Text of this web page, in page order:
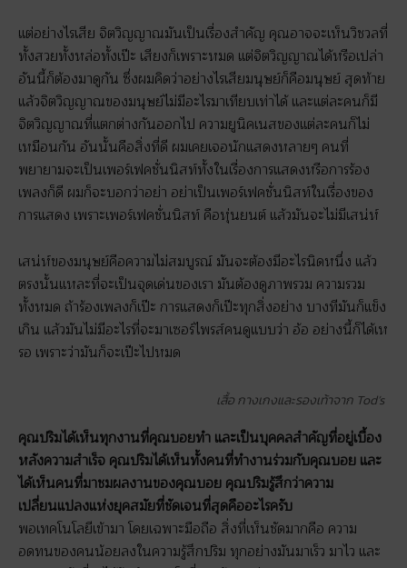
แต่อย่างไรเสีย จิตวิญญาณมันเป็นเรื่องสำคัญ คุณอาจจะเห็นวิชวลที่
ทั้งสวยทั้งหล่อทั้งเป๊ะ เสียงก็เพราะหมด แต่จิตวิญญาณได้หรือเปล่า
อันนี้ก็ต้องมาดูกัน ซึ่งผมคิดว่าอย่างไรเสียมนุษย์ก็คือมนุษย์ สุดท้าย
แล้วจิตวิญญาณของมนุษย์ไม่มีอะไรมาเทียบเท่าได้ และแต่ละคนก็มี
จิตวิญญาณที่แตกต่างกันออกไป ความยูนิคเนสของแต่ละคนก็ไม่
เหมือนกัน อันนั้นคือสิ่งที่ดี ผมเคยเจอนักแสดงหลายๆ คนที่
พยายามจะเป็นเพอร์เฟคชั่นนิสท์ทั้งในเรื่องการแสดงหรือการร้อง
เพลงก็ดี ผมก็จะบอกว่าอย่า อย่าเป็นเพอร์เฟคชั่นนิสท์ในเรื่องของ
การแสดง เพราะเพอร์เฟคชั่นนิสท์ คือหุ่นยนต์ แล้วมันจะไม่มีเสน่ห์
เสน่ห์ของมนุษย์คือความไม่สมบูรณ์ มันจะต้องมีอะไรนิดหนึ่ง แล้ว
ตรงนั้นแหละที่จะเป็นจุดเด่นของเรา มันต้องดูภาพรวม ความรวม
ทั้งหมด ถ้าร้องเพลงก็เป๊ะ การแสดงก็เป๊ะทุกสิ่งอย่าง บางทีมันก็แข็ง
เกิน แล้วมันไม่มีอะไรที่จะมาเซอร์ไพรส์คนดูแบบว่า อ้อ อย่างนี้ก็ได้เห
รอ เพราะว่ามันก็จะเป๊ะไปหมด
เสื้อ กางเกงและรองเท้าจาก Tod’s
คุณปริมได้เห็นทุกงานที่คุณบอยทำ และเป็นบุคคลสำคัญที่อยู่เบื้อง
หลังความสำเร็จ คุณปริมได้เห็นทั้งคนที่ทำงานร่วมกับคุณบอย และ
ได้เห็นคนที่มาชมผลงานของคุณบอย คุณปริมรู้สึกว่าความ
เปลี่ยนแปลงแห่งยุคสมัยที่ชัดเจนที่สุดคืออะไรครับ
พอเทคโนโลยีเข้ามา โดยเฉพาะมือถือ สิ่งที่เห็นชัดมากคือ ความ
อดทนของคนน้อยลงในความรู้สึกปริม ทุกอย่างมันมาเร็ว มาไว และ